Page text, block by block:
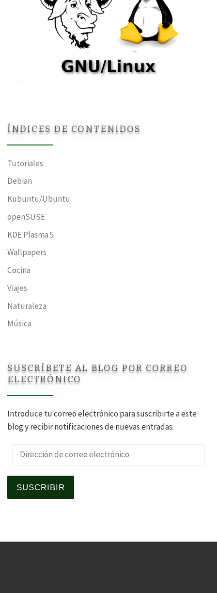
ÍNDICES DE CONTENIDOS
Tutoriales
Debian
Kubuntu/Ubuntu
openSUSE
KDE Plasma 5
Wallpapers
Cocina
Viajes
Naturaleza
Música
SUSCRÍBETE AL BLOG POR CORREO
ELECTRÓNICO
Introduce tu correo electrónico para suscribirte a este
blog y recibir notificaciones de nuevas entradas.
Dirección de correo electrónico
SUSCRIBIR